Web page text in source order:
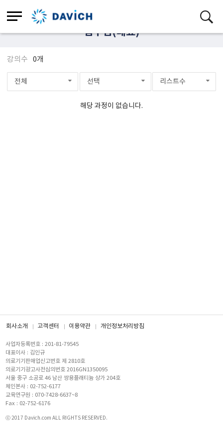
점주님(대표)
강의수 0개
전체 선택 리스트수
해당 과정이 없습니다.
회사소개 고객센터 이용약관 개인정보처리방침
사업자등록번호 : 201-81-79545
대표이사 : 김인규
의료기기판매업신고번호 제 2810호
의료기기광고사전심의번호 2016GN1350095
서울 중구 소공로 46 남산 쌍용플래티늄 상가 204호
체인본사 : 02-752-6177
교육연구원 : 070-7428-6637~8
Fax : 02-752-6176
ⓒ 2017 Davich.com ALL RIGHTS RESERVED.